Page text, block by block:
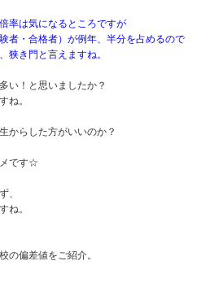
率は気になるところですが
者・合格者）が例年、半分を占めるので
狭き門と言えますね。
い！と思いましたか？
ね。
からした方がいいのか？
です☆
、
ね。
の偏差値をご紹介。